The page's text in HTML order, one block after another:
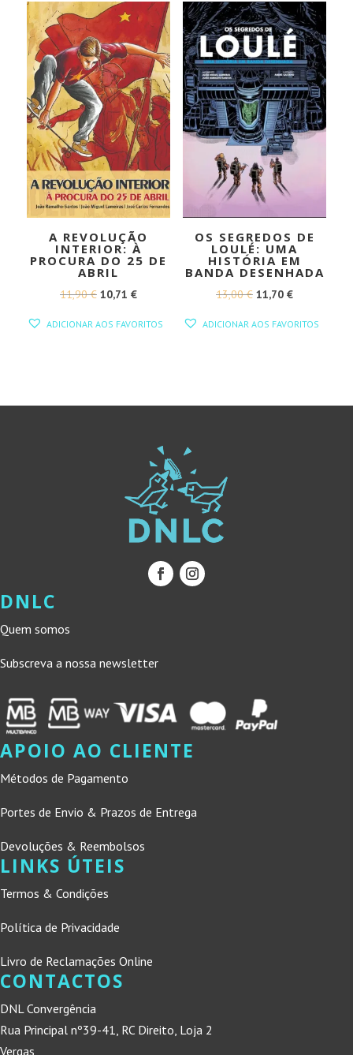
A REVOLUÇÃO
INTERIOR: À
PROCURA DO 25 DE
ABRIL
11,90€ O
10,71 €O
ADICIONAR AOS FAVORITOS
OS SEGREDOS DE
LOULÉ: UMA
HISTÓRIA EM
BANDA DESENHADA
13,00€ O
11,70 €O
ADICIONAR AOS FAVORITOS
DNLC
Quem somos
Subscreva a nossa newsletter
APOIO AO CLIENTE
Métodos de Pagamento
Portes de Envio & Prazos de Entrega
Devoluções & Reembolsos
LINKS ÚTEIS
Termos & Condições
Política de Privacidade
Livro de Reclamações Online
CONTACTOS
DNL Convergência
Rua Principal nº39-41, RC Direito, Loja 2
Vergas